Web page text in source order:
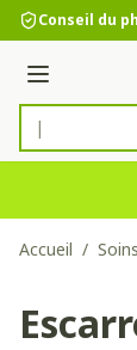
Aller auConseil du
Menu
Rechercher
Accueil /